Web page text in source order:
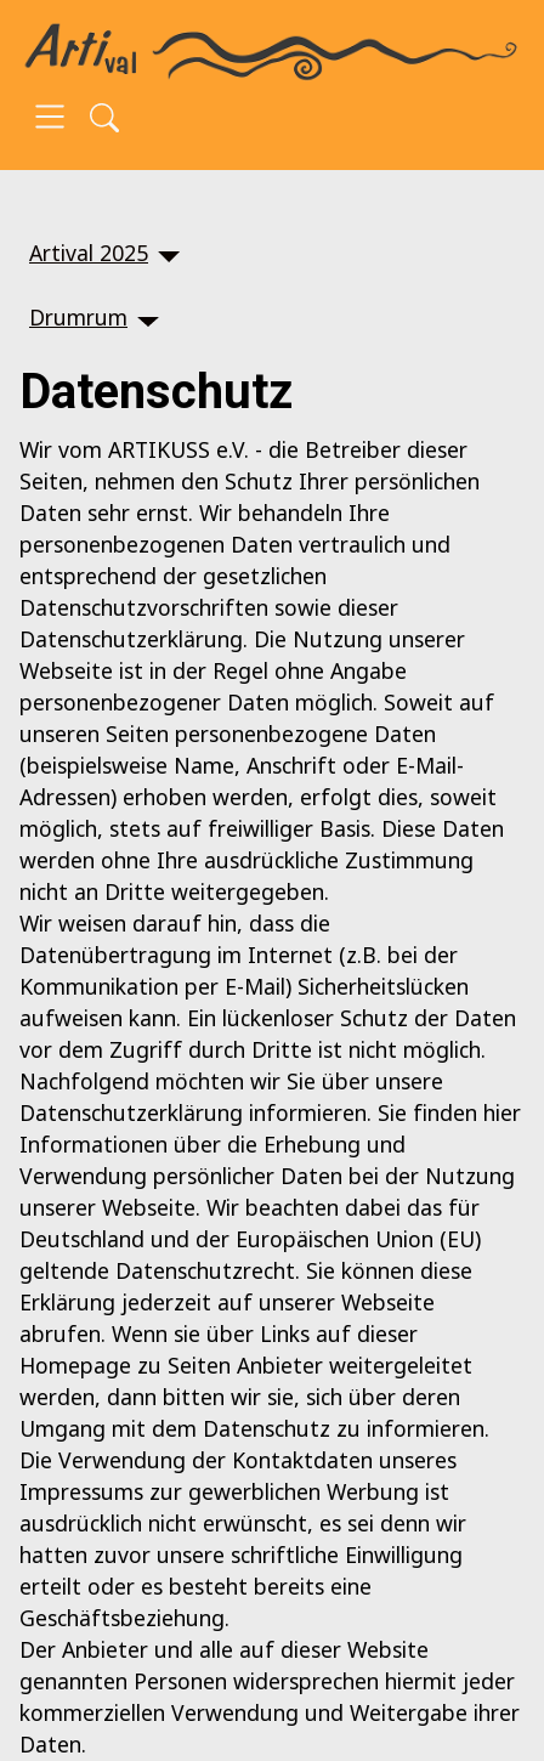
SKIP TO MAIN CONTENT
Artival 2025
Drumrum
Datenschutz
Wir vom ARTIKUSS e.V. - die Betreiber dieser
Seiten, nehmen den Schutz Ihrer persönlichen
Daten sehr ernst. Wir behandeln Ihre
personenbezogenen Daten vertraulich und
entsprechend der gesetzlichen
Datenschutzvorschriften sowie dieser
Datenschutzerklärung. Die Nutzung unserer
Webseite ist in der Regel ohne Angabe
personenbezogener Daten möglich. Soweit auf
unseren Seiten personenbezogene Daten
(beispielsweise Name, Anschrift oder E-Mail-
Adressen) erhoben werden, erfolgt dies, soweit
möglich, stets auf freiwilliger Basis. Diese Daten
werden ohne Ihre ausdrückliche Zustimmung
nicht an Dritte weitergegeben.
Wir weisen darauf hin, dass die
Datenübertragung im Internet (z.B. bei der
Kommunikation per E-Mail) Sicherheitslücken
aufweisen kann. Ein lückenloser Schutz der Daten
vor dem Zugriff durch Dritte ist nicht möglich.
Nachfolgend möchten wir Sie über unsere
Datenschutzerklärung informieren. Sie finden hier
Informationen über die Erhebung und
Verwendung persönlicher Daten bei der Nutzung
unserer Webseite. Wir beachten dabei das für
Deutschland und der Europäischen Union (EU)
geltende Datenschutzrecht. Sie können diese
Erklärung jederzeit auf unserer Webseite
abrufen. Wenn sie über Links auf dieser
Homepage zu Seiten Anbieter weitergeleitet
werden, dann bitten wir sie, sich über deren
Umgang mit dem Datenschutz zu informieren.
Die Verwendung der Kontaktdaten unseres
Impressums zur gewerblichen Werbung ist
ausdrücklich nicht erwünscht, es sei denn wir
hatten zuvor unsere schriftliche Einwilligung
erteilt oder es besteht bereits eine
Geschäftsbeziehung.
Der Anbieter und alle auf dieser Website
genannten Personen widersprechen hiermit jeder
kommerziellen Verwendung und Weitergabe ihrer
Daten.